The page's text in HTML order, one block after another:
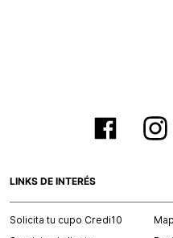
LINKS DE INTERÉS
Solicita tu cupo Credi10